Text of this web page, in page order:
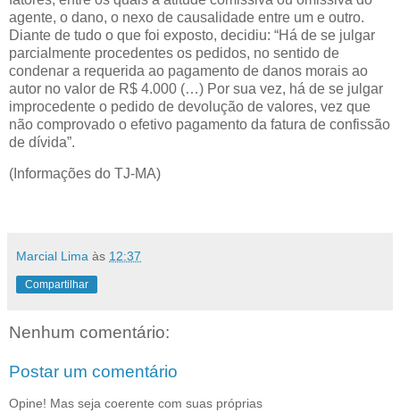
agente, o dano, o nexo de causalidade entre um e outro.
Diante de tudo o que foi exposto, decidiu: “Há de se julgar
parcialmente procedentes os pedidos, no sentido de
condenar a requerida ao pagamento de danos morais ao
autor no valor de R$ 4.000 (…) Por sua vez, há de se julgar
improcedente o pedido de devolução de valores, vez que
não comprovado o efetivo pagamento da fatura de confissão
de dívida”.
(Informações do TJ-MA)
Marcial Lima às 12:37
Compartilhar
Nenhum comentário:
Postar um comentário
Opine! Mas seja coerente com suas próprias